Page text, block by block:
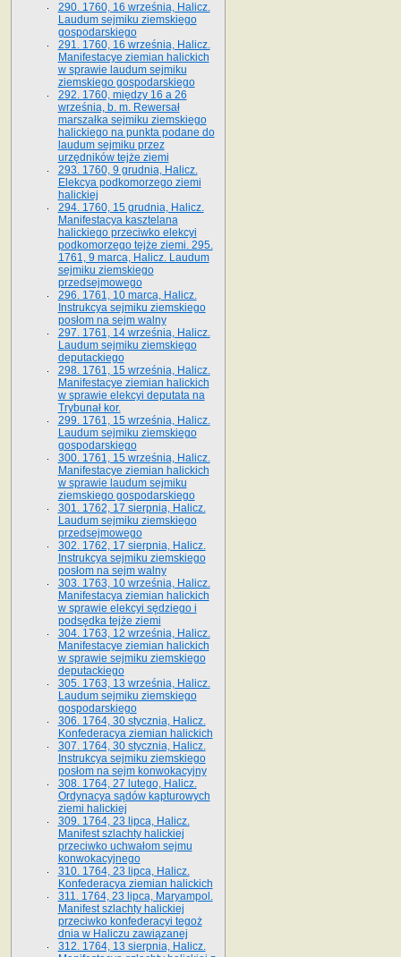
290. 1760, 16 września, Halicz.
Laudum sejmiku ziemskiego
gospodarskiego
291. 1760, 16 września, Halicz.
Manifestacye ziemian halickich
w sprawie laudum sejmiku
ziemskiego gospodarskiego
292. 1760, między 16 a 26
września, b. m. Rewersał
marszałka sejmiku ziemskiego
halickiego na punkta podane do
laudum sejmiku przez
urzędników tejże ziemi
293. 1760, 9 grudnia, Halicz.
Elekcya podkomorzego ziemi
halickiej
294. 1760, 15 grudnia, Halicz.
Manifestacya kasztelana
halickiego przeciwko elekcyi
podkomorzego tejże ziemi. 295.
1761, 9 marca, Halicz. Laudum
sejmiku ziemskiego
przedsejmowego
296. 1761, 10 marca, Halicz.
Instrukcya sejmiku ziemskiego
posłom na sejm walny
297. 1761, 14 września, Halicz.
Laudum sejmiku ziemskiego
deputackiego
298. 1761, 15 września, Halicz.
Manifestacye ziemian halickich
w sprawie elekcyi deputata na
Trybunał kor.
299. 1761, 15 września, Halicz.
Laudum sejmiku ziemskiego
gospodarskiego
300. 1761, 15 września, Halicz.
Manifestacye ziemian halickich
w sprawie laudum sejmiku
ziemskiego gospodarskiego
301. 1762, 17 sierpnia, Halicz.
Laudum sejmiku ziemskiego
przedsejmowego
302. 1762, 17 sierpnia, Halicz.
Instrukcya sejmiku ziemskiego
posłom na sejm walny
303. 1763, 10 września, Halicz.
Manifestacya ziemian halickich
w sprawie elekcyi sędziego i
podsędka tejże ziemi
304. 1763, 12 września, Halicz.
Manifestacye ziemian halickich
w sprawie sejmiku ziemskiego
deputackiego
305. 1763, 13 września, Halicz.
Laudum sejmiku ziemskiego
gospodarskiego
306. 1764, 30 stycznia, Halicz.
Konfederacya ziemian halickich
307. 1764, 30 stycznia, Halicz.
Instrukcya sejmiku ziemskiego
posłom na sejm konwokacyjny
308. 1764, 27 lutego, Halicz.
Ordynacya sądów kapturowych
ziemi halickiej
309. 1764, 23 lipca, Halicz.
Manifest szlachty halickiej
przeciwko uchwałom sejmu
konwokacyjnego
310. 1764, 23 lipca, Halicz.
Konfederacya ziemian halickich
311. 1764, 23 lipca, Maryampol.
Manifest szlachty halickiej
przeciwko konfederacyi tegoż
dnia w Haliczu zawiązanej
312. 1764, 13 sierpnia, Halicz.